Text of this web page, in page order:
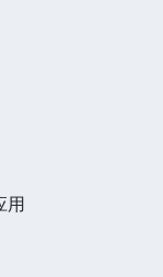
用